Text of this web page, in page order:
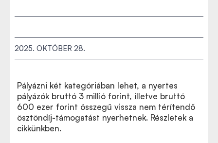
2025. OKTÓBER 28.
Pályázni két kategóriában lehet, a nyertes
pályázók bruttó 3 millió forint, illetve bruttó
600 ezer forint összegű vissza nem térítendő
ösztöndíj-támogatást nyerhetnek. Részletek a
cikkünkben.